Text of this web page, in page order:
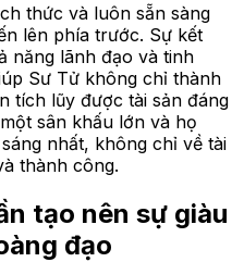
thức và luôn sẵn sàng
lên phía trước. Sự kết
năng lãnh đạo và tinh
Sư Tử không chỉ thành
tích lũy được tài sản đáng
sân khấu lớn và họ
nhất, không chỉ về tài
thành công.
tạo nên sự giàu
đạo